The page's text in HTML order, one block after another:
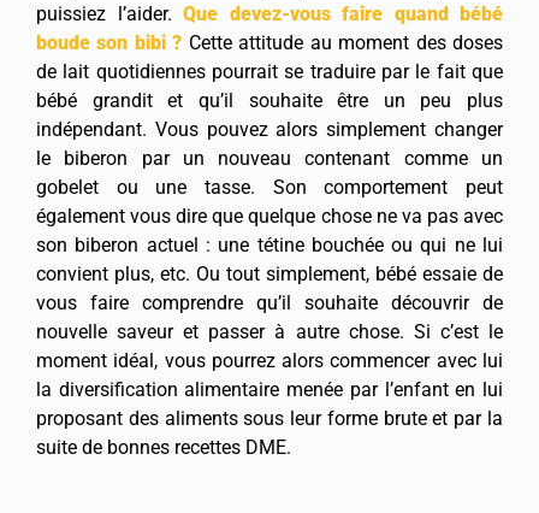
puissiez l’aider. Que devez-vous faire quand bébé
boude son bibi ? Cette attitude au moment des doses
de lait quotidiennes pourrait se traduire par le fait que
bébé grandit et qu’il souhaite être un peu plus
indépendant. Vous pouvez alors simplement changer
le biberon par un nouveau contenant comme un
gobelet ou une tasse. Son comportement peut
également vous dire que quelque chose ne va pas avec
son biberon actuel : une tétine bouchée ou qui ne lui
convient plus, etc. Ou tout simplement, bébé essaie de
vous faire comprendre qu’il souhaite découvrir de
nouvelle saveur et passer à autre chose. Si c’est le
moment idéal, vous pourrez alors commencer avec lui
la diversification alimentaire menée par l’enfant en lui
proposant des aliments sous leur forme brute et par la
suite de bonnes recettes DME.